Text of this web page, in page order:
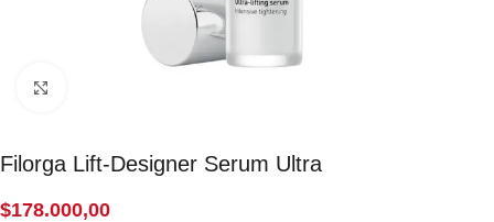
Filorga Lift-Designer Serum Ultra
$178.000,00